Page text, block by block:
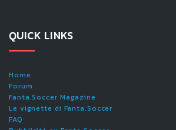
QUICK LINKS
Home
Forum
Fanta.Soccer Magazine
Le vignette di Fanta.Soccer
FAQ